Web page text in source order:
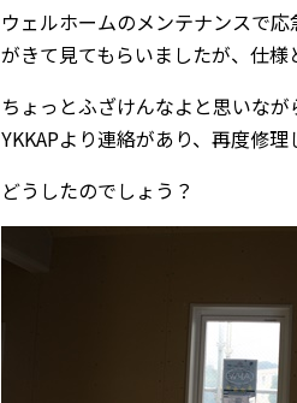
ウェルホームのメンテナンスで
がきて見てもらいましたが、仕様
ちょっとふざけんなよと思いな
YKKAPより連絡があり、再度修理
どうしたのでしょう？